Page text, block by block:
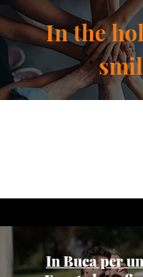
In the
In Buca per